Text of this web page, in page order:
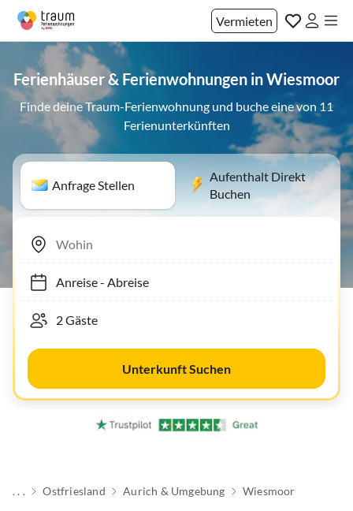
Vermieten
Ferienhäuser & Ferienwohnungen in Wiesmoor
Finde deine Traum-Ferienwohnung und buche eine von 11
Ferienunterkünften
Anfrage Stellen
Aufenthalt Direkt
Buchen
Anreise- Abreise
Unterkunft Suchen
. . . Ostfriesland Aurich & Umgebung Wiesmoor